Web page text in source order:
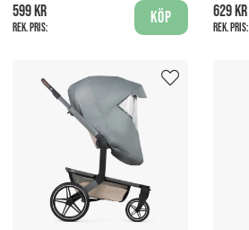
599 kr
Rek. pris:
Köp
629 kr
Rek. pris: